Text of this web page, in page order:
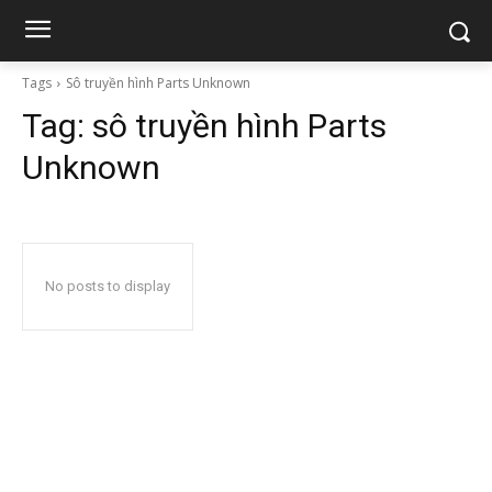
Tags Sô truyền hình Parts Unknown
Tag: sô truyền hình Parts
Unknown
No posts to display